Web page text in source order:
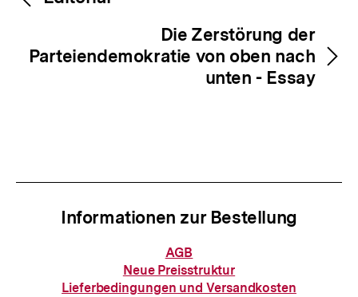
Die Zerstörung der
Parteiendemokratie von oben nach
unten - Essay
Informationen zur Bestellung
Informationen
zur
Bestellung
AGB
Neue Preisstruktur
Lieferbedingungen und Versandkosten